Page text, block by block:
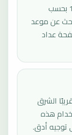
الصلاة القادمة حاليًا هي العصر عند 15:47 بحسب
عن موعد
عداد
الشرق
هذه
توجيه أدق.